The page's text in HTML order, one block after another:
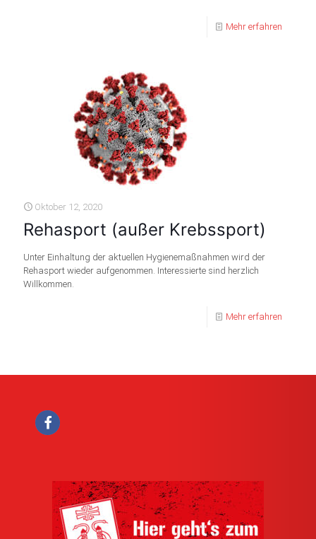
Mehr erfahren
Oktober 12, 2020
Rehasport (außer Krebssport)
Unter Einhaltung der aktuellen Hygienemaßnahmen wird der
Rehasport wieder aufgenommen. Interessierte sind herzlich
Willkommen.
Mehr erfahren